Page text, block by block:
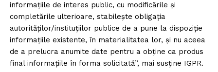
informațiile de interes public, cu modificările și
completările ulterioare, stabilește obligația
autorităților/instituțiilor publice de a pune la dispoziție
informațiile existente, în materialitatea lor, și nu aceea
de a prelucra anumite date pentru a obține ca produs
final informațiile în forma solicitată”, mai susține IGPR.